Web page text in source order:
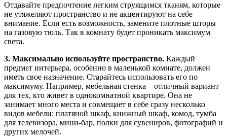
Отдавайте предпочтение легким струящимся тканям, которые
не утяжеляют пространство и не акцентируют на себе
внимание. Если есть возможность, замените плотные шторы
на газовую тюль. Так в комнату будет проникать максимум
света.
3. Максимально используйте пространство. Каждый
предмет интерьера, особенно в маленькой комнате, должен
иметь свое назначение. Старайтесь использовать его по
максимуму. Например, мебельная стенка – отличный вариант
для тех, кто живет в однокомнатной квартире. Она не
занимает много места и совмещает в себе сразу несколько
видов мебели: платяной шкаф, книжный шкаф, комод, тумба
для телевизора, мини-бар, полки для сувениров, фотографий и
других мелочей.